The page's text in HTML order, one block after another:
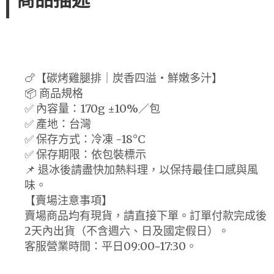
🍗【碳烤雞腿排｜炭香四溢・鮮嫩多汁】
📦 商品規格
✅ 內容量：170g ±10%／包
✅ 產地：台灣
✅ 保存方式：冷凍 -18°C
✅ 保存期限：依包裝標示
📌 退冰後請盡快加熱料理，以保持最佳口感與風
味。
【賣場注意事項】
賣場商品均有現貨，請直接下單。訂單付款完成後
2天內出貨（不含週六、日及國定假日）。
客服營業時間：平日09:00~17:30。